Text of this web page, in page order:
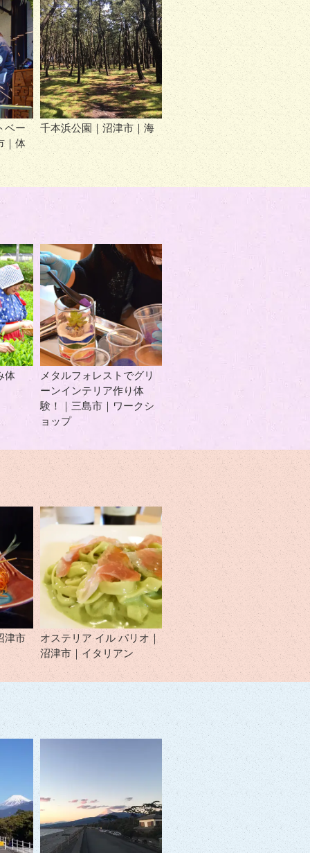
ベー
｜体
千本浜公園｜沼津市｜海
体
メタルフォレストでグリ
ーンインテリア作り体
験！｜三島市｜ワークシ
ョップ
津市
オステリア イル パリオ｜
沼津市｜イタリアン